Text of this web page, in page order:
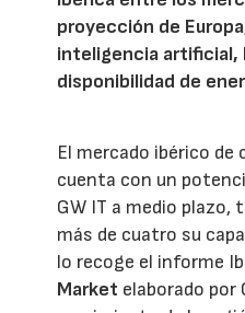
proyección de
inteligencia artificial,
disponibilidad de
El mercado ibérico
cuenta con un
GW IT a medio
más de cuatro su
lo recoge el informe
Market elaborado por